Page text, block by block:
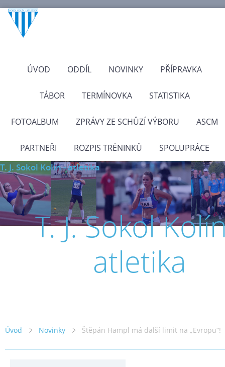
ÚVOD ODDÍL NOVINKY PŘÍPRAVKA
TÁBOR TERMÍNOVKA STATISTIKA
FOTOALBUM ZPRÁVY ZE SCHŮZÍ VÝBORU ASCM
PARTNEŘI ROZPIS TRÉNINKŮ SPOLUPRÁCE
T. J. Sokol Kolín - atletika
T. J. Sokol
atletika
Úvod Novinky Štěpán Hampl má další limit na „Evropu“!